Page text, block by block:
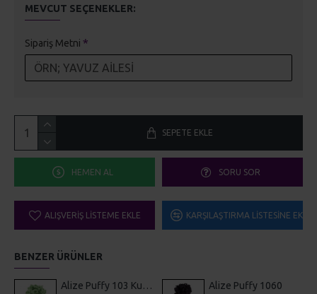
MEVCUT SEÇENEKLER:
Sipariş Metni
SEPETE EKLE
HEMEN AL SORU SOR
ALIŞVERIŞ LISTEME EKLE KARŞILAŞTIRMA LISTESINE EKLE
BENZER ÜRÜNLER
Alize Puffy 103 Kuşkonmaz Alize Puffy 1060